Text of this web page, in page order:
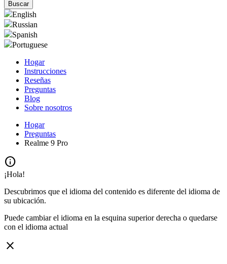
English
Russian
Spanish
Portuguese
Hogar
Instrucciones
Reseñas
Preguntas
Blog
Sobre nosotros
Hogar
Preguntas
Realme 9 Pro
info
¡Hola!
Descubrimos que el idioma del contenido es diferente del idioma de
su ubicación.
Puede cambiar el idioma en la esquina superior derecha o quedarse
con el idioma actual
close